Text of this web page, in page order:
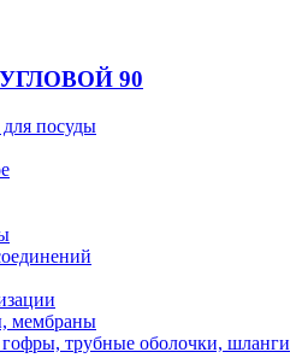
УГЛОВОЙ 90
посуды
мембраны
трубные оболочки, шланги